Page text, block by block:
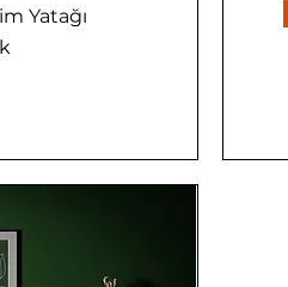
Yatağı